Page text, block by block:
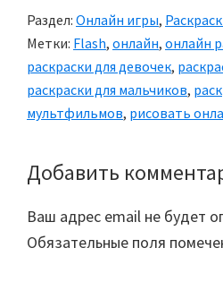
Раздел: Онлайн игры,
Метки: Flash, онлайн, онлайн
раскраски для девочек,
раскраски для мальчиков,
мультфильмов, рисовать
Reader
Interactions
Добавить
Ваш адрес email не будет
Обязательные поля